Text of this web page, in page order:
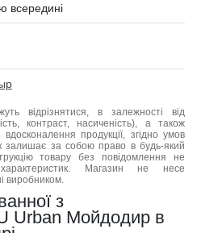
всередині
відрізнятися, в залежності від
контраст, насиченість), а також
продукції, згідно умов
залишає за собою право в будь-який
товару без повідомлення не
Магазин не несе
виробником.
з
Urban Мойдодир в